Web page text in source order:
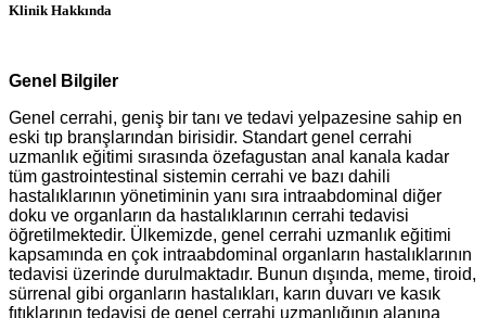
Klinik Hakkında
Genel Bilgiler
Genel cerrahi, geniş bir tanı ve tedavi yelpazesine sahip en
eski tıp branşlarından birisidir. Standart genel cerrahi
uzmanlık eğitimi sırasında özefagustan anal kanala kadar
tüm gastrointestinal sistemin cerrahi ve bazı dahili
hastalıklarının yönetiminin yanı sıra intraabdominal diğer
doku ve organların da hastalıklarının cerrahi tedavisi
öğretilmektedir. Ülkemizde, genel cerrahi uzmanlık eğitimi
kapsamında en çok intraabdominal organların hastalıklarının
tedavisi üzerinde durulmaktadır. Bunun dışında, meme, tiroid,
sürrenal gibi organların hastalıkları, karın duvarı ve kasık
fıtıklarının tedavisi de genel cerrahi uzmanlığının alanına